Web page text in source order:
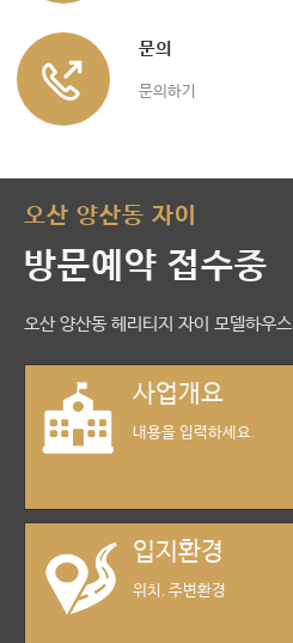
문의
문의하기
오산 양산동 자이
방문예약 접수중
오산 양산동 헤리티지 자이 모델하우스
사업개요
내용을 입력하세요.
입지환경
위치, 주변환경